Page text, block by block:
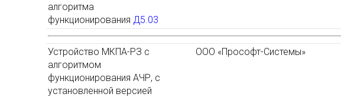
алгоритма
функционирования Д5.03
Устройство МКПА-РЗ с
алгоритмом
функционирования АЧР, с
установленной версией
ООО «Прософт-Системы»